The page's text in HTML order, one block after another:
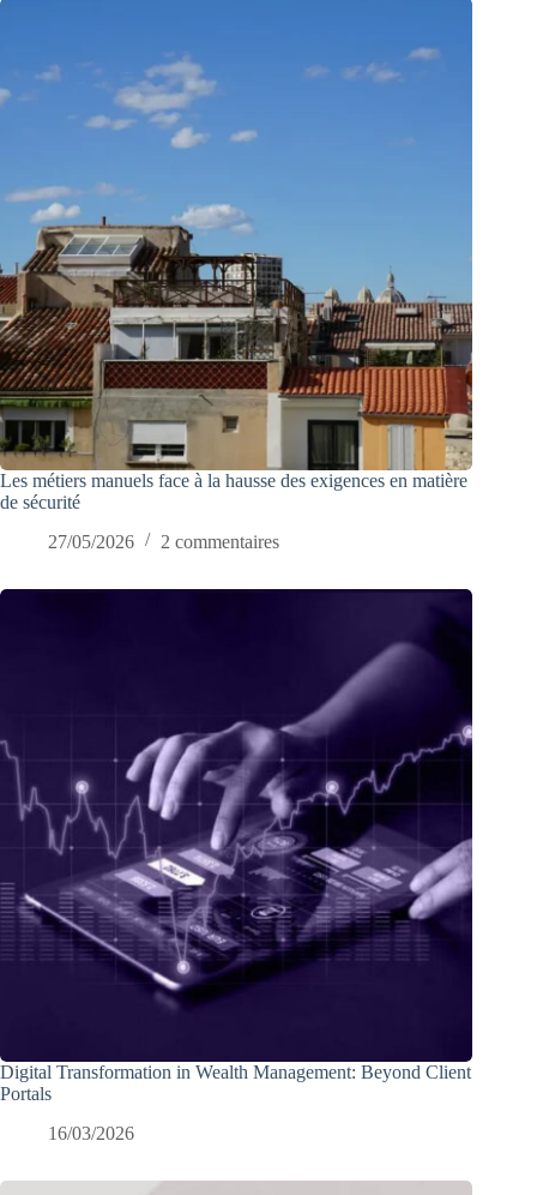
Les métiers manuels face à la hausse des exigences en matière
de sécurité
27/05/2026
2 commentaires
Digital Transformation in Wealth Management: Beyond Client
Portals
16/03/2026